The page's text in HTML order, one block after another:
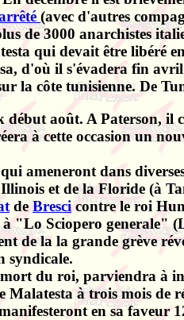
(avec d'autres
de 3000 anarchistes
qui devait être libéré
d'où il s'évadera fin
la côte tunisienne. De
début août. A Paterson,
à cette occasion un
ameneront dans
et de la Floride (à
deBrescicontre le roi
"Lo Sciopero generale"
de la la grande grève
syndicale.
du roi, parviendra à
à trois mois
en sa